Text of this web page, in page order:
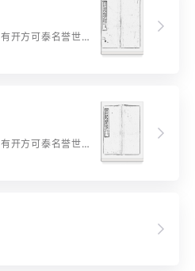
字辈：懋德延宏祚文英学士家有开方可泰名誉世光华 继述辉先绪相传重守成贤才征焕发凤藻锡恩荣
字辈：懋德延宏祚文英学士家有开方可泰名誉世光华继述辉先绪相传重守成贤才征焕发凤藻锡恩荣